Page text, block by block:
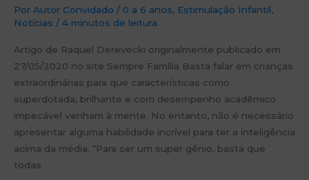
Por Autor Convidado / 0 a 6 anos, Estimulação Infantil,
Notícias / 4 minutos de leitura
Artigo de Raquel Derevecki originalmente publicado em
27/05/2020 no site Sempre Família Basta falar em crianças
extraordinárias para que características como
superdotada, brilhante e com desempenho acadêmico
impecável venham à mente. No entanto, não é necessário
apresentar alguma habilidade incrível para ter a inteligência
acima da média. “Para ser um super gênio, basta que
todas